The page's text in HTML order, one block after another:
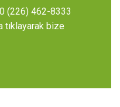
(226) 462-8333
tıklayarak bize